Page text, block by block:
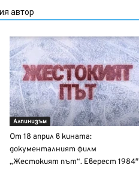
автор
Алпинизъм
От 18 април в кината:
документалният филм
„Жестокият път“. Еверест 1984″